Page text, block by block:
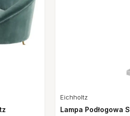
Eichholtz
Lampa Podłogowa